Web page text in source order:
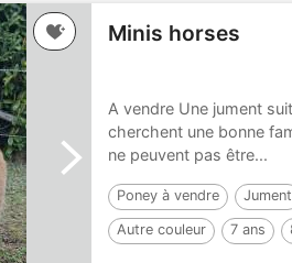
Minis horses
A vendre Une jument
cherchent une bonne
ne peuvent pas être...
Poney à vendre Jument
Autre couleur 7 ans